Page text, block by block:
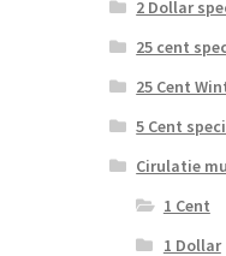
2 Dollar
25 cent
25 Cent
5 Cent
Cirulatie
1 Cent
1 Dollar